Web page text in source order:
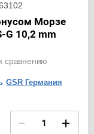
Морзе
G 10,2 mm
сравнению
GSR Германия
− +